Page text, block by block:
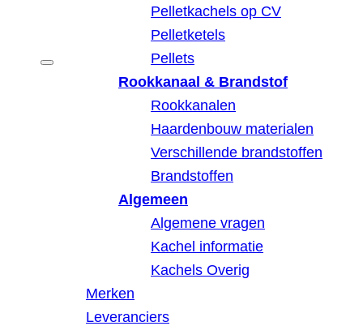
Pelletkachels op CV
Pelletketels
Pellets
Rookkanaal & Brandstof
Rookkanalen
Haardenbouw materialen
Verschillende brandstoffen
Brandstoffen
Algemeen
Algemene vragen
Kachel informatie
Kachels Overig
Merken
Leveranciers